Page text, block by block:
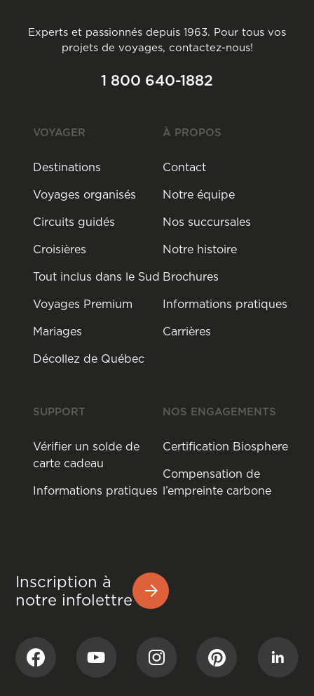
Experts et passionnés depuis 1963. Pour tous vos
projets de voyages, contactez-nous!
1 800 640-1882
VOYAGER
Destinations
Voyages organisés
Circuits guidés
Croisières
Tout inclus dans le Sud
Voyages Premium
Mariages
Décollez de Québec
À PROPOS
Contact
Notre équipe
Nos succursales
Notre histoire
Brochures
Informations pratiques
Carrières
SUPPORT
Vérifier un solde de
carte cadeau
Informations pratiques
NOS ENGAGEMENTS
Certification Biosphere
Compensation de
l’empreinte carbone
Inscription à
notre infolettre